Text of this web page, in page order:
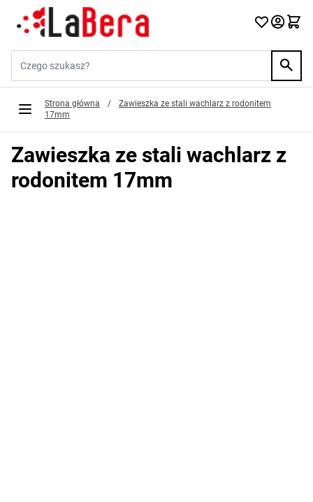
Przejdź do treści
Strona główna /
Zawieszka ze stali wachlarz z rodonitem
17mm
Zawieszka ze stali wachlarz z
rodonitem 17mm